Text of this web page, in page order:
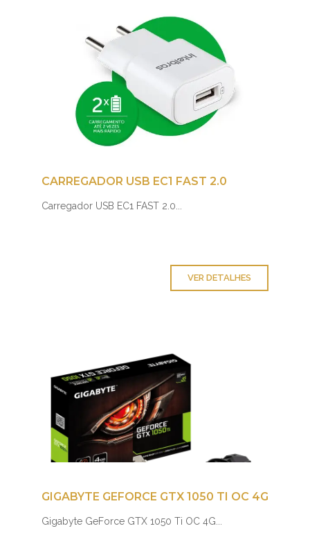
CARREGADOR USB EC1 FAST 2.0
Carregador USB EC1 FAST 2.0...
VER DETALHES
GIGABYTE GEFORCE GTX 1050 TI OC 4G
Gigabyte GeForce GTX 1050 Ti OC 4G...